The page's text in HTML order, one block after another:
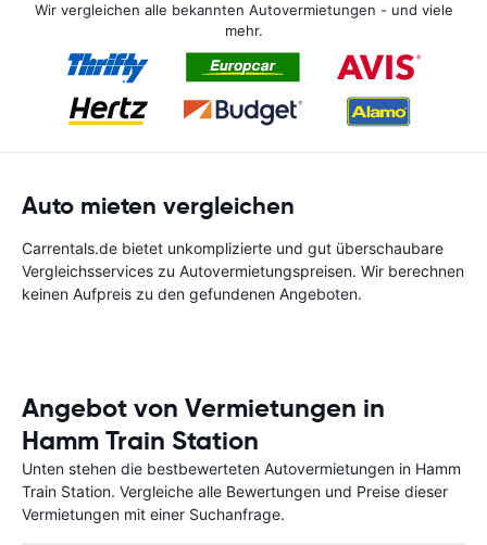
Wir vergleichen alle bekannten Autovermietungen - und viele
mehr.
Auto mieten vergleichen
Carrentals.de bietet unkomplizierte und gut überschaubare
Vergleichsservices zu Autovermietungspreisen. Wir berechnen
keinen Aufpreis zu den gefundenen Angeboten.
Angebot von Vermietungen in
Hamm Train Station
Unten stehen die bestbewerteten Autovermietungen in Hamm
Train Station. Vergleiche alle Bewertungen und Preise dieser
Vermietungen mit einer Suchanfrage.